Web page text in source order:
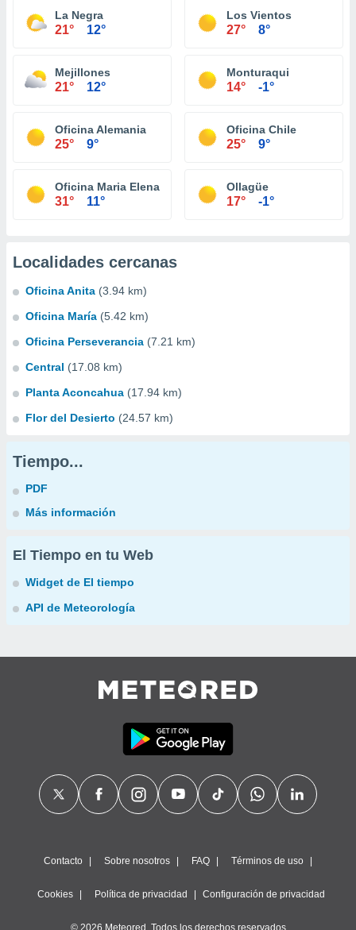
La Negra
21° 12°
Los Vientos
27° 8°
Mejillones
21° 12°
Monturaqui
14° -1°
Oficina Alemania
25° 9°
Oficina Chile
25° 9°
Oficina Maria Elena
31° 11°
Ollagüe
17° -1°
Localidades cercanas
Oficina Anita (3.94 km)
Oficina María (5.42 km)
Oficina Perseverancia (7.21 km)
Central (17.08 km)
Planta Aconcahua (17.94 km)
Flor del Desierto (24.57 km)
Tiempo...
PDF
Más información
El Tiempo en tu Web
Widget de El tiempo
API de Meteorología
Contacto Sobre nosotros FAQ Términos de uso
Cookies Política de privacidad Configuración de privacidad
© 2026 Meteored. Todos los derechos reservados